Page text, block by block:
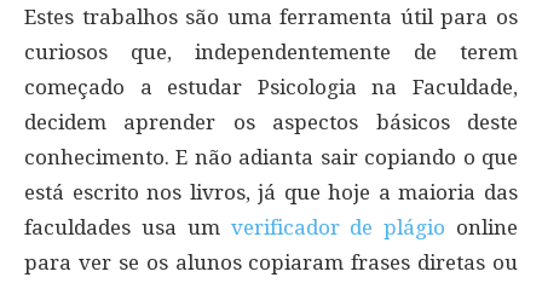
Estes trabalhos são uma ferramenta útil para os
curiosos que, independentemente de terem
começado a estudar Psicologia na Faculdade,
decidem aprender os aspectos básicos deste
conhecimento. E não adianta sair copiando o que
está escrito nos livros, já que hoje a maioria das
faculdades usa um verificador de plágio online
para ver se os alunos copiaram frases diretas ou